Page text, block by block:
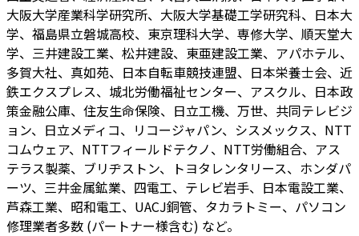
大阪大学産業科学研究所、大阪大学基礎工学研究科、日本大
学、福島県立磐城高校、東京理科大学、専修大学、順天堂大
学、三井建設工業、松井建設、東亜建設工業、アパホテル、
多賀大社、真如苑、日本自転車競技連盟、日本栄養士会、近
鉄エクスプレス、城北労働福祉センター、アスクル、日本政
策金融公庫、住友生命保険、日立工機、万世、共同テレビジ
ョン、日立メディコ、リコージャパン、シスメックス、NTT
コムウェア、NTTフィールドテクノ、NTT労働組合、アス
テラス製薬、ブリヂストン、トヨタレンタリース、ホンダパ
ーツ、三井金属鉱業、四電工、テレビ岩手、日本電設工業、
芦森工業、昭和電工、UACJ銅管、タカラトミー、パソコン
修理業者多数 (パートナー様含む) など。